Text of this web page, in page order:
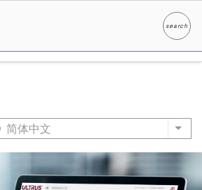
searchSearch
简体中文 List